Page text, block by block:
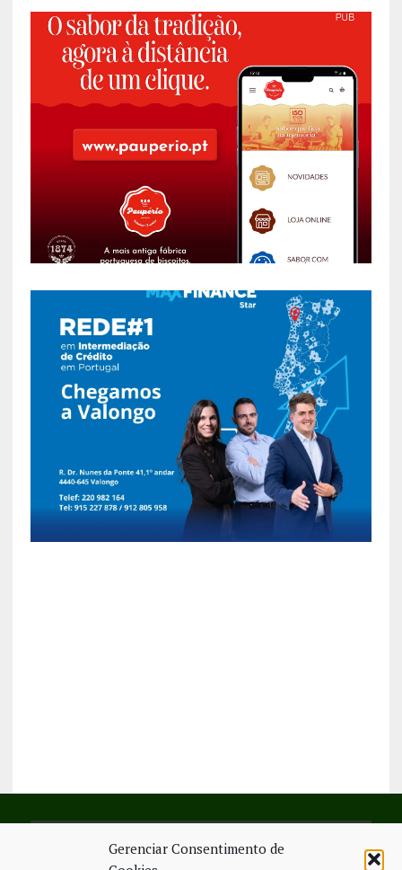
Gerenciar Consentimento de
SIGA-NOS NO FACEBOOK